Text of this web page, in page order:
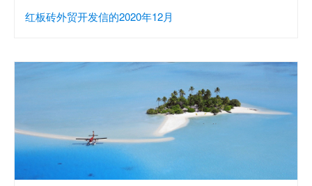
红板砖外贸开发信的2020年12月